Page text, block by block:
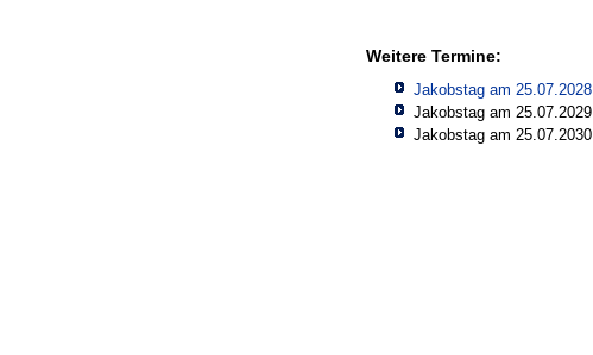
Weitere Termine:
Jakobstag am 25.07.2028
Jakobstag am 25.07.2029
Jakobstag am 25.07.2030